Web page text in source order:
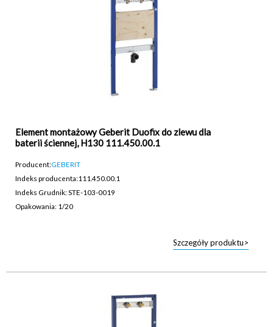
Element montażowy Geberit Duofix do zlewu dla
baterii ściennej, H130 111.450.00.1
Producent:GEBERIT
Indeks producenta:111.450.00.1
Indeks Grudnik: STE-103-0019
Opakowania: 1/20
Szczegóły produktu>